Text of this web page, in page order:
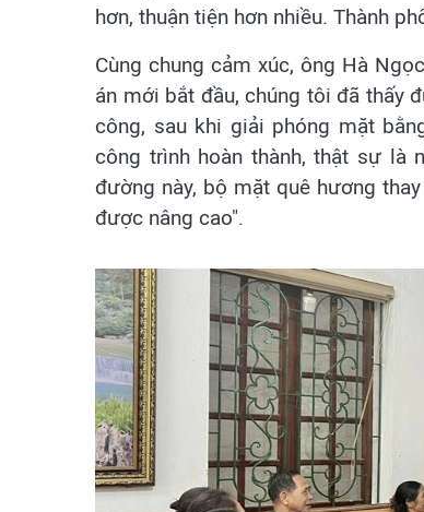
hơn, thuận tiện hơn nhiều. Thành
Cùng chung cảm xúc, ông Hà
án mới bắt đầu, chúng tôi đã thấy
công, sau khi giải phóng mặt
công trình hoàn thành, thật sự
đường này, bộ mặt quê hương
được nâng cao".